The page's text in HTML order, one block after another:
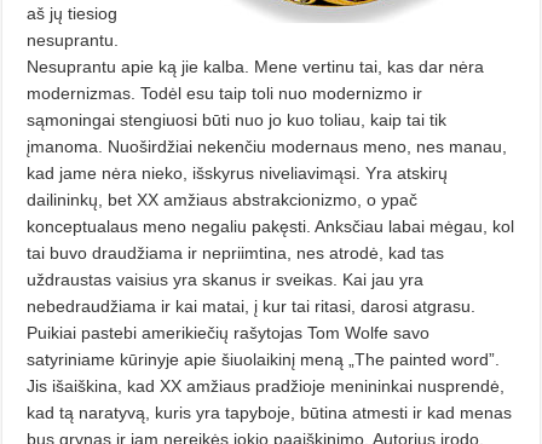
aš jų tiesiog
nesuprantu.
Nesuprantu apie ką jie kalba. Mene vertinu tai, kas dar nėra
modernizmas. Todėl esu taip toli nuo modernizmo ir
sąmoningai stengiuosi būti nuo jo kuo toliau, kaip tai tik
įmanoma. Nuoširdžiai nekenčiu modernaus meno, nes manau,
kad jame nėra nieko, išskyrus niveliavimąsi. Yra atskirų
dailininkų, bet XX amžiaus abstrakcionizmo, o ypač
konceptualaus meno negaliu pakęsti. Anksčiau labai mėgau, kol
tai buvo draudžiama ir nepriimtina, nes atrodė, kad tas
uždraustas vaisius yra skanus ir sveikas. Kai jau yra
nebedraudžiama ir kai matai, į kur tai ritasi, darosi atgrasu.
Puikiai pastebi amerikiečių rašytojas Tom Wolfe savo
satyriniame kūrinyje apie šiuolaikinį meną „The painted word”.
Jis išaiškina, kad XX amžiaus pradžioje menininkai nusprendė,
kad tą naratyvą, kuris yra tapyboje, būtina atmesti ir kad menas
bus grynas ir jam nereikės jokio paaiškinimo. Autorius įrodo,